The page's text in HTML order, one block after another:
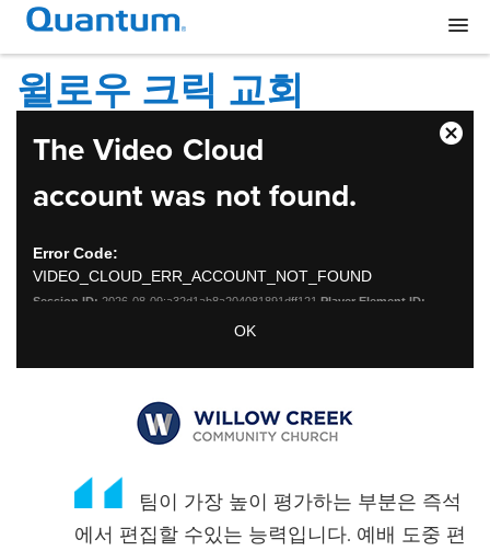
윌로우 크릭 교회
modal
The Video Cloud
account was not found.
Error Code:
VIDEO_CLOUD_ERR_ACCOUNT_NOT_FOUND
Session ID: 2026-08-09:a32d1ab8a204081891dff121 Player Element ID:
OK
Close
팀이 가장 높이 평가하는 부분은 즉석
에서 편집할 수있는 능력입니다. 예배 도중 편